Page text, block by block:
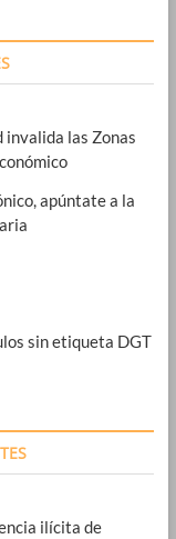
invalida las Zonas
apúntate a la
sin etiqueta DGT
ilícita de